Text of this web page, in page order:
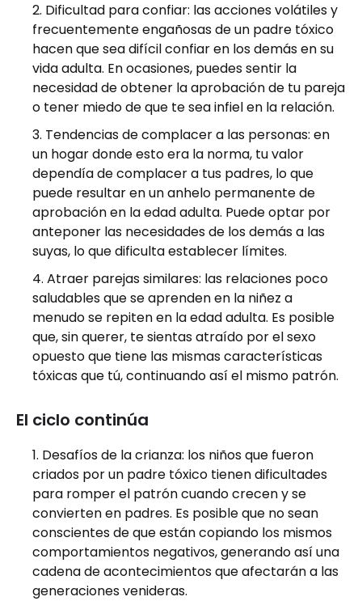
Dificultad para confiar: las acciones volátiles y
frecuentemente engañosas de un padre tóxico
hacen que sea difícil confiar en los demás en su
vida adulta. En ocasiones, puedes sentir la
necesidad de obtener la aprobación de tu pareja
o tener miedo de que te sea infiel en la relación.
Tendencias de complacer a las personas: en
un hogar donde esto era la norma, tu valor
dependía de complacer a tus padres, lo que
puede resultar en un anhelo permanente de
aprobación en la edad adulta. Puede optar por
anteponer las necesidades de los demás a las
suyas, lo que dificulta establecer límites.
Atraer parejas similares: las relaciones poco
saludables que se aprenden en la niñez a
menudo se repiten en la edad adulta. Es posible
que, sin querer, te sientas atraído por el sexo
opuesto que tiene las mismas características
tóxicas que tú, continuando así el mismo patrón.
El ciclo continúa
Desafíos de la crianza: los niños que fueron
criados por un padre tóxico tienen dificultades
para romper el patrón cuando crecen y se
convierten en padres. Es posible que no sean
conscientes de que están copiando los mismos
comportamientos negativos, generando así una
cadena de acontecimientos que afectarán a las
generaciones venideras.